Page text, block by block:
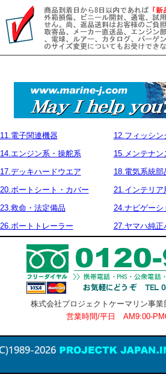
11.電子関連機器
12.フィッシン
14.エンジン系・操舵系
15.メンテナン
17.デッキハードウエア
18.電気系統部
20.ボートシート・カバー
21.インテリア
23.救命・法定備品
24.ナビゲーシ
26.ボートトレーラー
27.ヤマハ純正
株式会社プロジェクトケーマリン事
営業時間/平日 AM9:00-